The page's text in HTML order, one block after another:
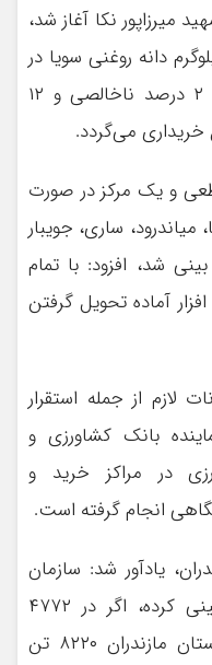
سیلوی شهید میرزاپور نکا آغاز شد،
دانه روغنی سویا در
سال زراعی جاری از کشاورزان، با ۲ درصد ناخالصی و ۱۲
بیان اینکه ۸ مرکز قطعی و یک مرکز در صورت
میاندرود، ساری، جویبار
شد، افزود: با تمام
آماده تحویل گرفتن
لازم از جمله استقرار
بانک کشاورزی و
در مراکز خرید و
انجام گرفته است.
یادآور شد: سازمان
جهاد کشاورزی مازندران پیش بینی کرده، اگر در ۴۷۷۲
هکتار سطح زیرکشت سویا در استان مازندران ۸۲۲۰ تن